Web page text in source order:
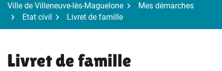
Ville de Villeneuve-lès-Maguelone
Mes démarches
Etat civil
Livret de famille
Livret de famille